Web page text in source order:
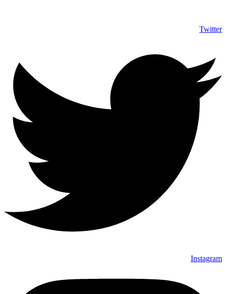
Twitter
Instagram